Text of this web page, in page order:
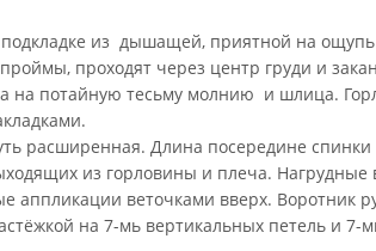
из дышащей, приятной на
проходят через центр груди и
потайную тесьму молнию и шлица.
расширенная. Длина посередине
из горловины и плеча. Нагрудные
веточками вверх. Воротник
на 7-мь вертикальных петель и